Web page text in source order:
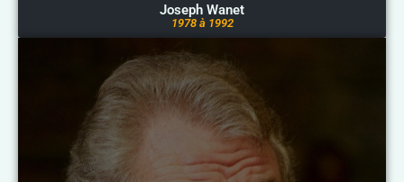
Joseph Wanet
1978 à 1992